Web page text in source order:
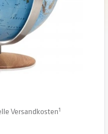
Versandkosten1